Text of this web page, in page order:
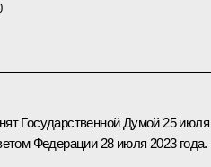
Государственной Думой 25 июля
Федерации 28 июля 2023 года.